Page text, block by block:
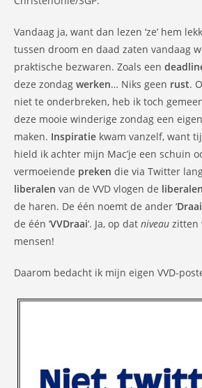
Vandaag ja, want dan lezen ‘ze’ hem
tussen droom en daad zaten vandaag
praktische bezwaren. Zoals een
deze zondag werken… Niks geen rust.
niet te onderbreken, heb ik toch
deze mooie winderige zondag een
maken. Inspiratie kwam vanzelf, want
hield ik achter mijn Mac’je een schuin
vermoeiende preken die via Twitter
liberalen van de VVD vlogen de liberalen
de haren. De één noemt de ander ‘
de één ‘VVDraai‘. Ja, op dat niveau zitten
mensen!
Daarom bedacht ik mijn eigen VVD-